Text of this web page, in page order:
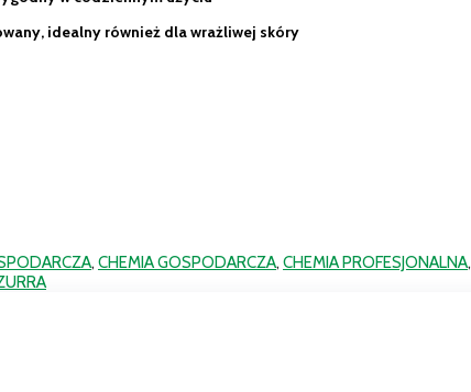
idealny również dla wrażliwej skóry
, CHEMIA GOSPODARCZA, CHEMIA PROFESJONALNA,